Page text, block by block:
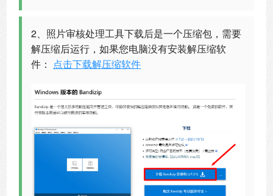
2、照片审核处理工具下载后是一个压缩包，需要
解压缩后运行，如果您电脑没有安装解压缩软
件： 点击下载解压缩软件